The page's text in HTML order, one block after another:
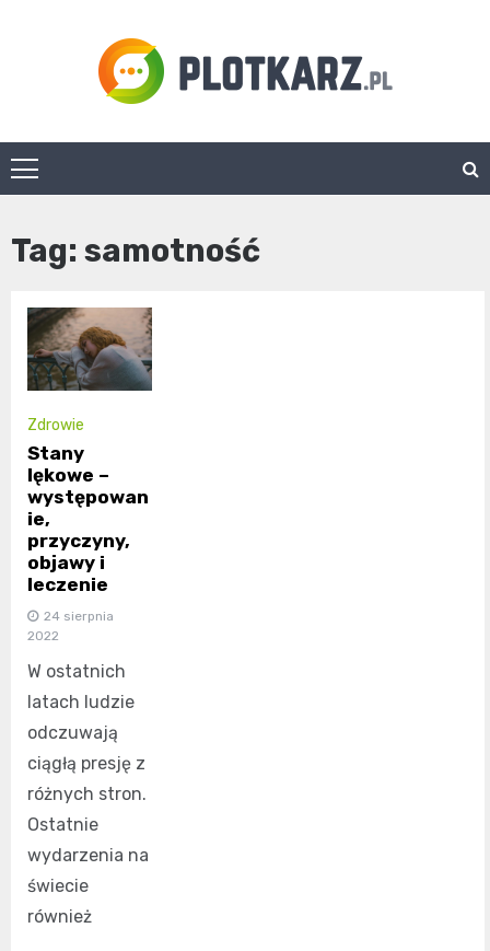
Plotkarz.pl
Tag: samotność
Zdrowie
Stany
lękowe –
występowan
ie,
przyczyny,
objawy i
leczenie
24 sierpnia
2022
W ostatnich
latach ludzie
odczuwają
ciągłą presję z
różnych stron.
Ostatnie
wydarzenia na
świecie
również